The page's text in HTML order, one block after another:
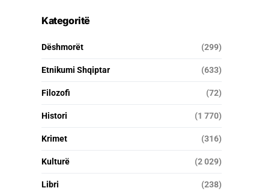
Kategoritë
Dëshmorët (299)
Etnikumi Shqiptar (633)
Filozofi (72)
Histori (1 770)
Krimet (316)
Kulturë (2 029)
Libri (238)